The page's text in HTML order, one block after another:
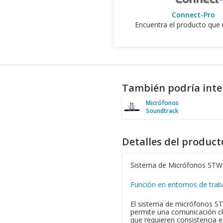
Connect-Pro
Encuentra el producto que
También podría
Micrófonos
Soundtrack
Detalles del
Sistema de Micrófonos
Función en entornos de
El sistema de micrófonos
permite una comunicación
que requieren consistencia